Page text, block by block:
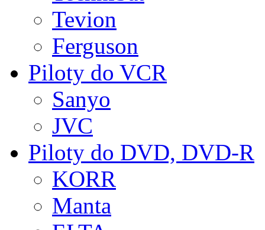
Tevion
Ferguson
Piloty do VCR
Sanyo
JVC
Piloty do DVD, DVD-R
KORR
Manta